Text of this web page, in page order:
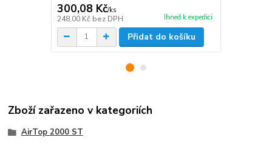
300,08 Kč/ks
248,00 Kč bez DPH Ihned k expedici
Přidat do košíku
Zboží zařazeno v kategoriích
AirTop 2000 ST